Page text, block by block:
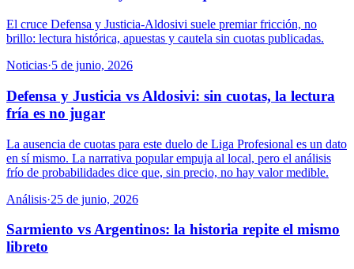
El cruce Defensa y Justicia-Aldosivi suele premiar fricción, no
brillo: lectura histórica, apuestas y cautela sin cuotas publicadas.
Noticias·5 de junio, 2026
Defensa y Justicia vs Aldosivi: sin cuotas, la lectura
fría es no jugar
La ausencia de cuotas para este duelo de Liga Profesional es un dato
en sí mismo. La narrativa popular empuja al local, pero el análisis
frío de probabilidades dice que, sin precio, no hay valor medible.
Análisis·25 de junio, 2026
Sarmiento vs Argentinos: la historia repite el mismo
libreto